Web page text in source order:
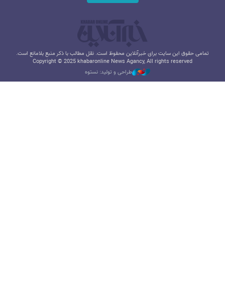
تمامی حقوق این سایت برای خبرآنلاین محفوظ است. نقل مطالب با ذکر منبع بلامانع است.
Copyright © 2025 khabaronline News Agancy, All rights reserved
طراحی و تولید: نستوه